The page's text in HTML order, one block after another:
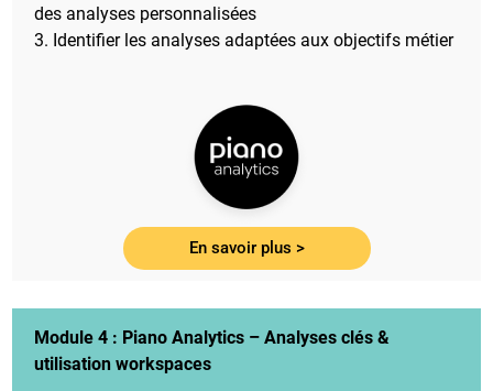
des analyses personnalisées
3. Identifier les analyses adaptées aux objectifs métier
En savoir plus >
Module 4 : Piano Analytics – Analyses clés &
utilisation workspaces